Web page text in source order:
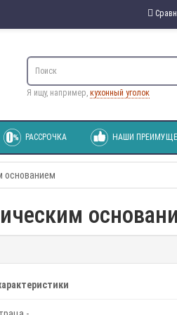
Я ищу, например, кухонный уголок
РАССРОЧКА НАШИ
основанием